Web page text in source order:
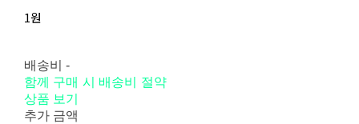
1원
배송비-
함께 구매 시 배송비 절약
상품 보기
추가 금액